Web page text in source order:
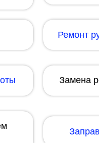
Ремонт
Замена